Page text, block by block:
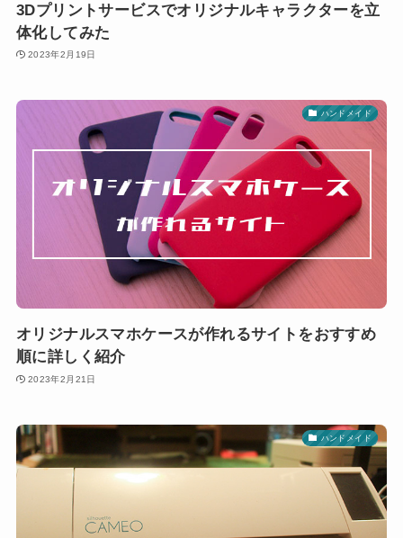
3Dプリントサービスでオリジナルキャラクターを立
体化してみた
2023年2月19日
ハンドメイド
オリジナルスマホケースが作れるサイトをおすすめ
順に詳しく紹介
2023年2月21日
ハンドメイド